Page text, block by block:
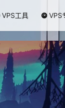
VPS工具 VPS